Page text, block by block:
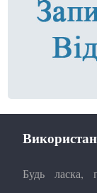
Будь ласка,